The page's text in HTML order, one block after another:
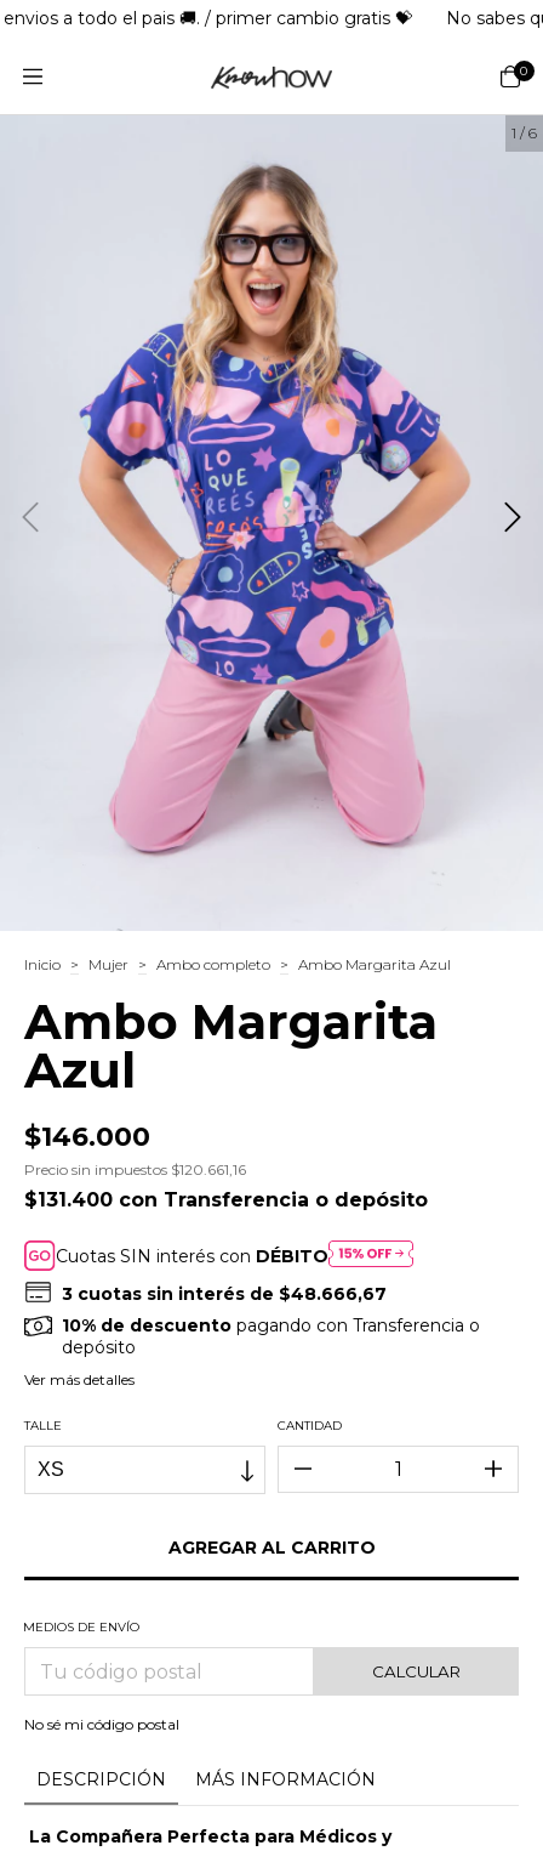
todo el pais 🚚. / primer cambio gratis 💝 No sabes que
0
1 / 6
Inicio > Mujer > Ambo completo > Ambo Margarita Azul
Ambo Margarita
Azul
$146.000
Precio sin impuestos $120.661,16
$131.400 con Transferencia o depósito
Cuotas SIN interés con DÉBITO
3 cuotas sin interés de $48.666,67
10% de descuento pagando con Transferencia o
depósito
Ver más detalles
TALLE CANTIDAD
MEDIOS DE ENVÍO
CALCULAR
No sé mi código postal
DESCRIPCIÓN MÁS INFORMACIÓN
La Compañera Perfecta para Médicos y